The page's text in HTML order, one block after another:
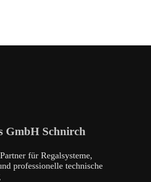
GmbH Schnirch
für Regalsysteme,
professionelle technische